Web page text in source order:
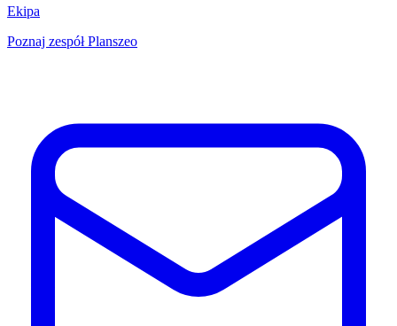
Ekipa
Poznaj zespół Planszeo